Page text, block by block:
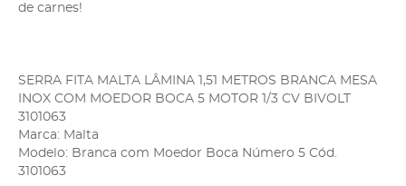
de carnes!
SERRA FITA MALTA LÂMINA 1,51 METROS BRANCA MESA
INOX COM MOEDOR BOCA 5 MOTOR 1/3 CV BIVOLT
3101063
Marca: Malta
Modelo: Branca com Moedor Boca Número 5 Cód.
3101063